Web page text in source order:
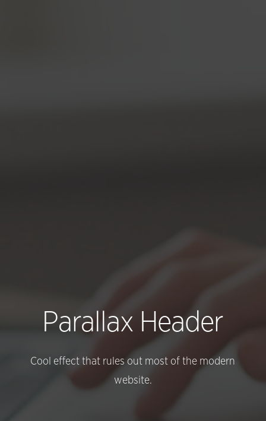
Parallax Header
Cool effect that rules out most of the modern
website.